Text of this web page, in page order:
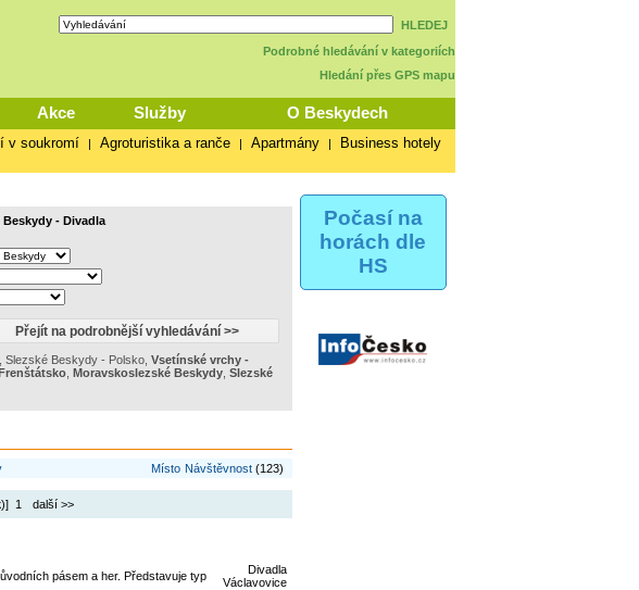
HLEDEJ
Podrobné hledávání v kategoriích
Hledání přes GPS mapu
Akce Služby O Beskydech
v soukromí | Agroturistika a ranče | Apartmány | Business hotely
Počasí na
horách dle
HS
- Divadla
Slezské Beskydy - Polsko, Vsetínské vrchy -
, Moravskoslezské Beskydy, Slezské
Místo Návštěvnost(123)
)] 1 další >>
pásem a her. Představuje typ
Divadla
Václavovice